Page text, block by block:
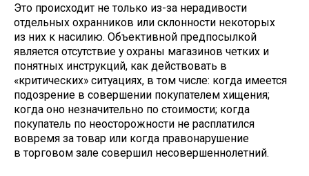
Это происходит не только из-за нерадивости
отдельных охранников или склонности некоторых
из них к насилию. Объективной предпосылкой
является отсутствие у охраны магазинов четких и
понятных инструкций, как действовать в
«критических» ситуациях, в том числе: когда имеется
подозрение в совершении покупателем хищения;
когда оно незначительно по стоимости; когда
покупатель по неосторожности не расплатился
вовремя за товар или когда правонарушение
в торговом зале совершил несовершеннолетний.